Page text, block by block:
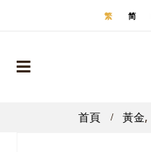
繁 简
首頁 黃金,